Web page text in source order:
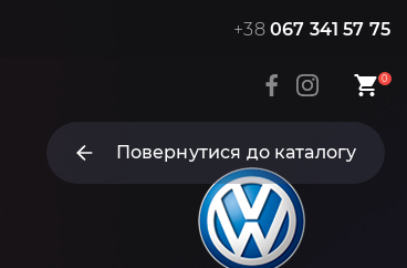
+38 067 341 57 75
0
Повернутися до каталогу